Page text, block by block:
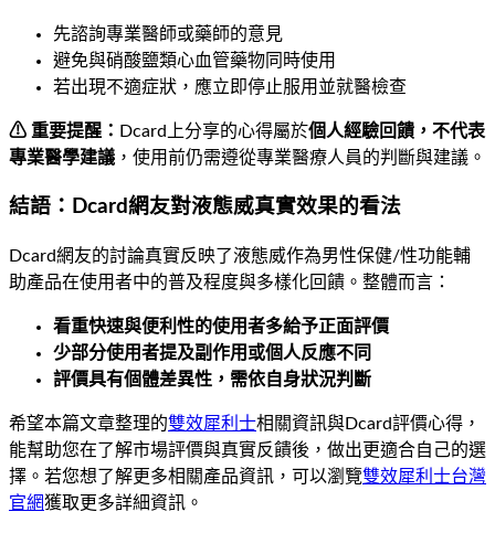
先諮詢專業醫師或藥師的意見
避免與硝酸鹽類心血管藥物同時使用
若出現不適症狀，應立即停止服用並就醫檢查
⚠ 重要提醒： Dcard上分享的心得屬於個人經驗回饋，不代表
專業醫學建議 ，使用前仍需遵從專業醫療人員的判斷與建議。
結語：Dcard網友對液態威真實效果的看法
Dcard網友的討論真實反映了液態威作為男性保健/性功能輔
助產品在使用者中的普及程度與多樣化回饋。整體而言：
看重快速與便利性的使用者多給予正面評價
少部分使用者提及副作用或個人反應不同
評價具有個體差異性，需依自身狀況判斷
希望本篇文章整理的雙效犀利士相關資訊與Dcard評價心得，
能幫助您在了解市場評價與真實反饋後，做出更適合自己的選
擇。若您想了解更多相關產品資訊，可以瀏覽雙效犀利士台灣
官網獲取更多詳細資訊。